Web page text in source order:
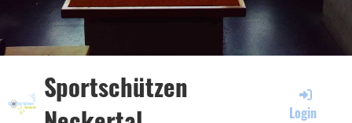
Sportschützen
Login